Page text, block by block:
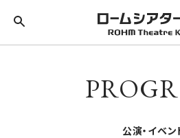
公演・イベン